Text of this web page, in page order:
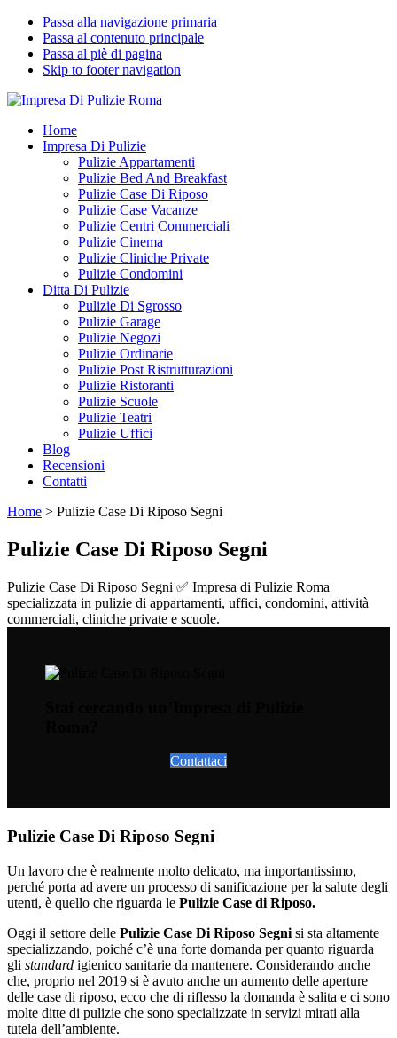
Passa alla navigazione primaria
Passa al contenuto principale
Passa al piè di pagina
Skip to footer navigation
Impresa Di Pulizie Roma
✅ Abitazioni e Attività Commerciali
Home
Impresa Di Pulizie
Pulizie Appartamenti
Pulizie Bed And Breakfast
Pulizie Case Di Riposo
Pulizie Case Vacanze
Pulizie Centri Commerciali
Pulizie Cinema
Pulizie Cliniche Private
Pulizie Condomini
Ditta Di Pulizie
Pulizie Di Sgrosso
Pulizie Garage
Pulizie Negozi
Pulizie Ordinarie
Pulizie Post Ristrutturazioni
Pulizie Ristoranti
Pulizie Scuole
Pulizie Teatri
Pulizie Uffici
Blog
Recensioni
Contatti
Home > Pulizie Case Di Riposo Segni
Pulizie Case Di Riposo Segni
Pulizie Case Di Riposo Segni ✅ Impresa di Pulizie Roma
specializzata in pulizie di appartamenti, uffici, condomini, attività
commerciali, cliniche private e scuole.
Contattaci
Pulizie Case Di Riposo Segni
Un lavoro che è realmente molto delicato, ma importantissimo,
perché porta ad avere un processo di sanificazione per la salute degli
utenti, è quello che riguarda le Pulizie Case di Riposo.
Oggi il settore delle Pulizie Case Di Riposo Segni si sta altamente
specializzando, poiché c’è una forte domanda per quanto riguarda
gli standard igienico sanitarie da mantenere. Considerando anche
che, proprio nel 2019 si è avuto anche un aumento delle aperture
delle case di riposo, ecco che di riflesso la domanda è salita e ci sono
molte ditte di pulizie che sono specializzate in servizi mirati alla
tutela dell’ambiente.